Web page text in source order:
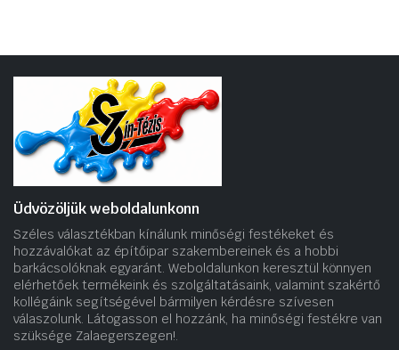
Üdvözöljük weboldalunkonn
Széles választékban kínálunk minőségi festékeket és
hozzávalókat az építőipar szakembereinek és a hobbi
barkácsolóknak egyaránt. Weboldalunkon keresztül könnyen
elérhetőek termékeink és szolgáltatásaink, valamint szakértő
kollégáink segítségével bármilyen kérdésre szívesen
válaszolunk. Látogasson el hozzánk, ha minőségi festékre van
szüksége Zalaegerszegen!.